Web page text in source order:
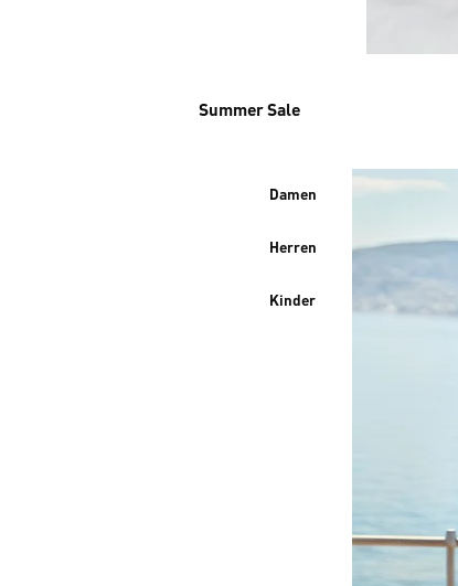
Summer Sale
Damen
Herren
Kinder